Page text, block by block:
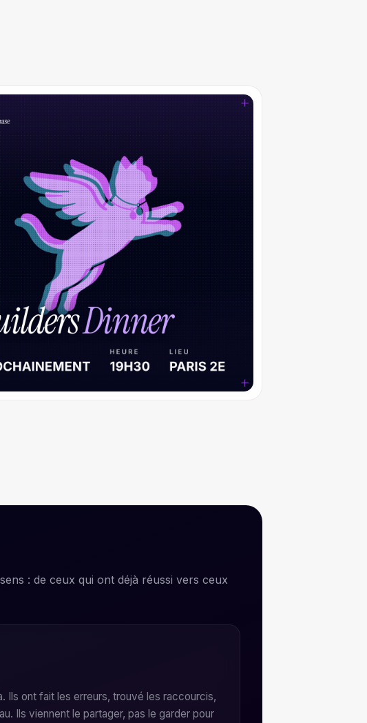
: de ceux qui ont déjà réussi vers ceux
Ils ont fait les erreurs, trouvé les raccourcis,
Ils viennent le partager, pas le garder pour